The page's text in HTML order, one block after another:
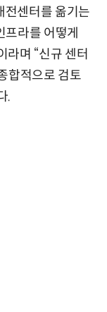
전센터를 옮기는
라를 어떻게
라며 “신규 센터
합적으로 검토
.